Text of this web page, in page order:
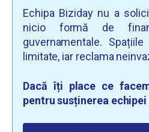
Echipa Biziday nu a
nicio formă de
guvernamentale.
limitate, iar reclama
Dacă îți place ce
pentru susținerea echipei